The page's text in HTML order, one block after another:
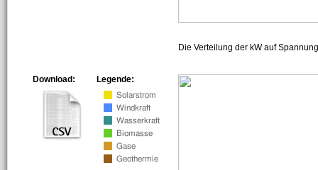
Die Verteilung der kW auf
Legende:
Download: